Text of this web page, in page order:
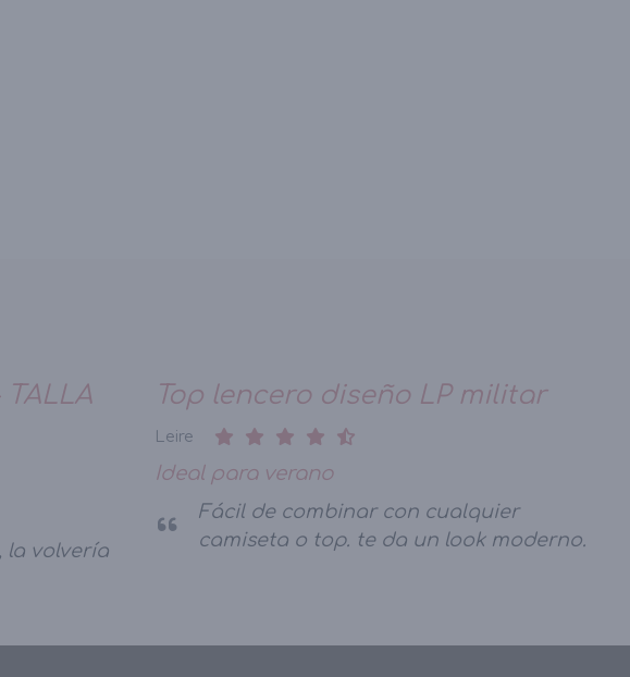
la volvería
Top lencero diseño LP militar
Leire
Ideal para verano
Fácil de combinar con cualquier
camiseta o top. te da un look moderno.